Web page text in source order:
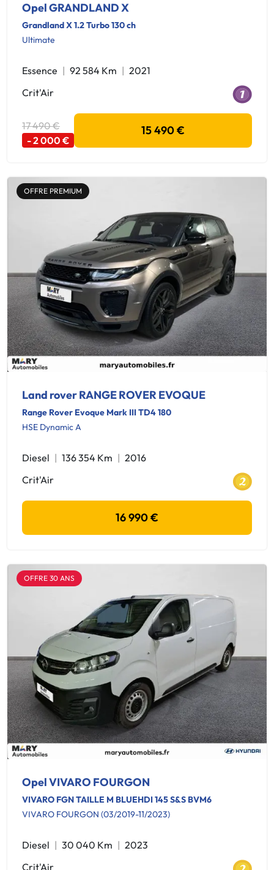
Opel GRANDLAND X
Grandland X 1.2 Turbo 130 ch
Ultimate
Essence 92 584 Km
2021
Crit'Air
17 490 €
- 2 000 €
15 490 €
OFFRE PREMIUM
Land rover RANGE ROVER EVOQUE
Range Rover Evoque Mark III TD4 180
HSE Dynamic A
Diesel 136 354 Km
2016
Crit'Air
16 990 €
OFFRE 30 ANS
Opel VIVARO FOURGON
VIVARO FGN TAILLE M BLUEHDI 145 S&S BVM6
VIVARO FOURGON (03/2019-11/2023)
Diesel 30 040 Km
2023
Crit'Air